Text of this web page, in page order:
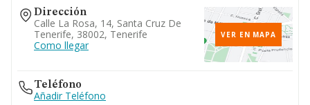
Dirección
Calle La Rosa, 14, Santa Cruz De
Tenerife, 38002, Tenerife
Como llegar
VER EN MAPA
Teléfono
Añadir Teléfono